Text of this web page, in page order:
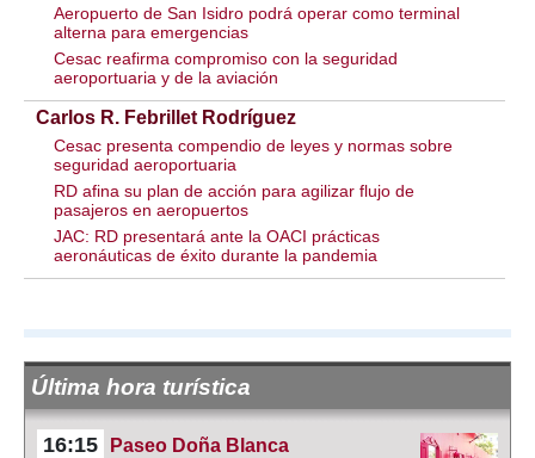
Aeropuerto de San Isidro podrá operar como terminal
alterna para emergencias
Cesac reafirma compromiso con la seguridad
aeroportuaria y de la aviación
Carlos R. Febrillet Rodríguez
Cesac presenta compendio de leyes y normas sobre
seguridad aeroportuaria
RD afina su plan de acción para agilizar flujo de
pasajeros en aeropuertos
JAC: RD presentará ante la OACI prácticas
aeronáuticas de éxito durante la pandemia
Última hora turística
16:15
Paseo Doña Blanca